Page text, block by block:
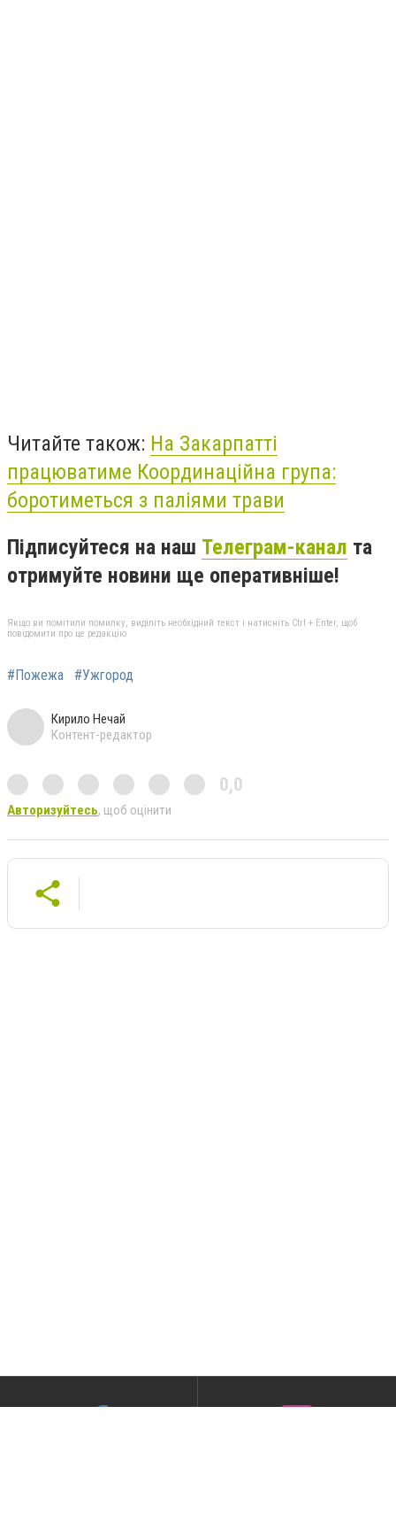
Читайте також: На Закарпатті
працюватиме Координаційна група:
боротиметься з паліями трави
Підписуйтеся на наш Телеграм-канал та
отримуйте новини ще оперативніше!
Якщо ви помітили помилку, виділіть необхідний текст і натисніть Ctrl + Enter, щоб
повідомити про це редакцію
#Пожежа #Ужгород
Кирило Нечай
Контент-редактор
0,0
Авторизуйтесь, щоб оцінити